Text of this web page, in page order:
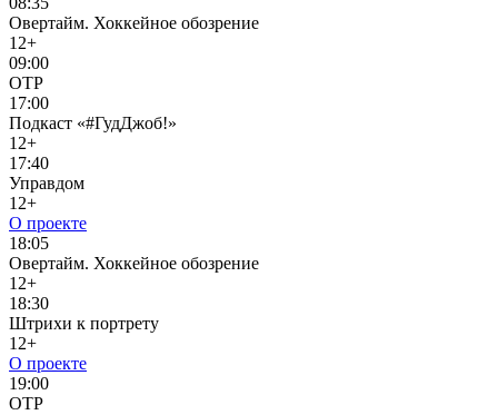
Овертайм. Хоккейное обозрение
12+
09:00
ОТР
17:00
Подкаст «#ГудДжоб!»
12+
17:40
Управдом
12+
О проекте
18:05
Овертайм. Хоккейное обозрение
12+
18:30
Штрихи к портрету
12+
О проекте
19:00
ОТР